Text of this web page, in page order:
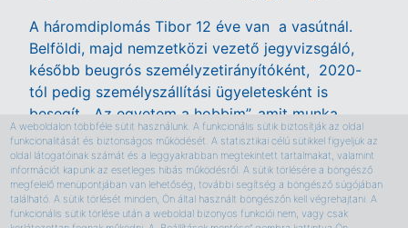
A háromdiplomás Tibor 12 éve van a vasútnál.
Belföldi, majd nemzetközi vezető jegyvizsgáló,
később beugrós személyzetirányítóként, 2020-
tól pedig személyszállítási ügyeletesként is
besegít. „Az egyetem a hobbim”, amit munka
mellett végzett. A földrajz szakot
geográfus diploma, majd a precíziós
talajtérképészet követte.
A weboldalon többféle sütit használunk. A funkcionális sütik biztosítják az oldal
funkcionalitását és biztonságos működését. A statisztikai célú sütikkel figyeljük az
oldal látogatóinak számát és a leggyakrabban megtekintett tartalmakat, valamint
információt kapunk az esetleges hibás működésről. A sütik törlésére a böngésző
megfelelő menüpontjában van lehetőség, további segítség a böngésző súgójában
található. A sütik törlését minden, Ön által használt böngészőn kell végrehajtani. A
funkcionális sütik törlése után a weboldal bizonyos funkciói nem, vagy csak